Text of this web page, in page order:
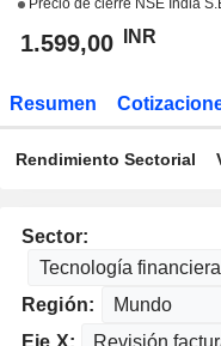
Precio de cierre NSE India
1.599,00 INR
Resumen
Rendimiento Sectorial
Sector:
Región:
Eje X: